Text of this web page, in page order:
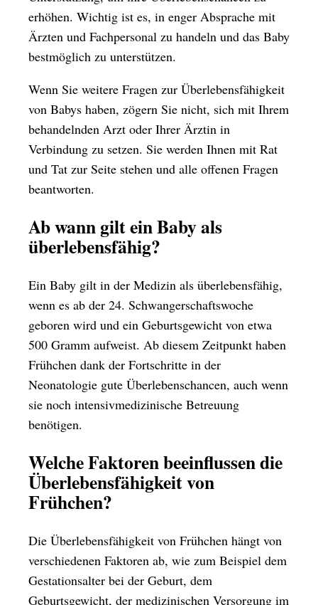
erhöhen. Wichtig ist es, in enger Absprache mit
Ärzten und Fachpersonal zu handeln und das Baby
bestmöglich zu unterstützen.
Wenn Sie weitere Fragen zur Überlebensfähigkeit
von Babys haben, zögern Sie nicht, sich mit Ihrem
behandelnden Arzt oder Ihrer Ärztin in
Verbindung zu setzen. Sie werden Ihnen mit Rat
und Tat zur Seite stehen und alle offenen Fragen
beantworten.
Ab wann gilt ein Baby als
überlebensfähig?
Ein Baby gilt in der Medizin als überlebensfähig,
wenn es ab der 24. Schwangerschaftswoche
geboren wird und ein Geburtsgewicht von etwa
500 Gramm aufweist. Ab diesem Zeitpunkt haben
Frühchen dank der Fortschritte in der
Neonatologie gute Überlebenschancen, auch wenn
sie noch intensivmedizinische Betreuung
benötigen.
Welche Faktoren beeinflussen die
Überlebensfähigkeit von
Frühchen?
Die Überlebensfähigkeit von Frühchen hängt von
verschiedenen Faktoren ab, wie zum Beispiel dem
Gestationsalter bei der Geburt, dem
Geburtsgewicht, der medizinischen Versorgung im